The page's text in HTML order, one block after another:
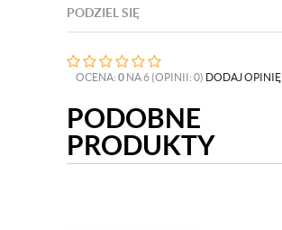
PODZIEL SIĘ
OCENA: 0 NA 6 (OPINII: 0) DODAJ OPINIĘ
PODOBNE
PRODUKTY